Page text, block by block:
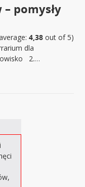
pomysły
4,38out of 5)
dla
2.…